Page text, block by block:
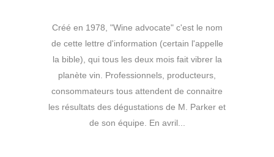
Créé en 1978, "Wine advocate" c'est le nom
de cette lettre d'information (certain l'appelle
la bible), qui tous les deux mois fait vibrer la
planète vin. Professionnels, producteurs,
consommateurs tous attendent de connaitre
les résultats des dégustations de M. Parker et
de son équipe. En avril...